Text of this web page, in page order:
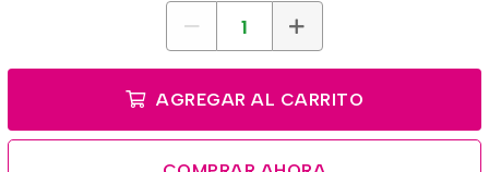
AGREGAR AL CARRITO